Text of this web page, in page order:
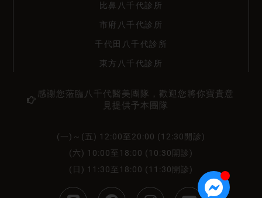
比鼻八千代診所
市府八千代診所
千代田八千代診所
東方八千代診所
感謝您蒞臨八千代醫美團隊，歡迎您將你寶貴意
見提供予本團隊
(一)～(五) 12:00至20:00 (12:30開診)
(六) 10:00至18:00 (10:30開診)
(日) 11:30至18:00 (11:30開診)